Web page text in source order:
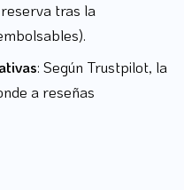
tras la
: Según Trustpilot, la
a reseñas